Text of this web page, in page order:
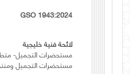
GSO 1943:2024
لائحة فنية خليجية
مستحضرات التجميل-
مستحضرات التجميل